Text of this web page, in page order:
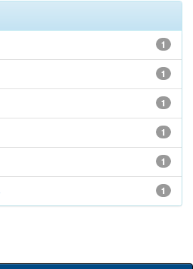
1
1
1
1
1
1